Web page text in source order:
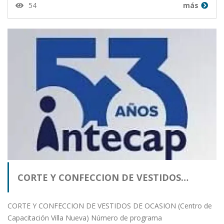
54 más
CORTE Y CONFECCION DE VESTIDOS…
CORTE Y CONFECCION DE VESTIDOS DE OCASION (Centro de
Capacitación Villa Nueva) Número de programa